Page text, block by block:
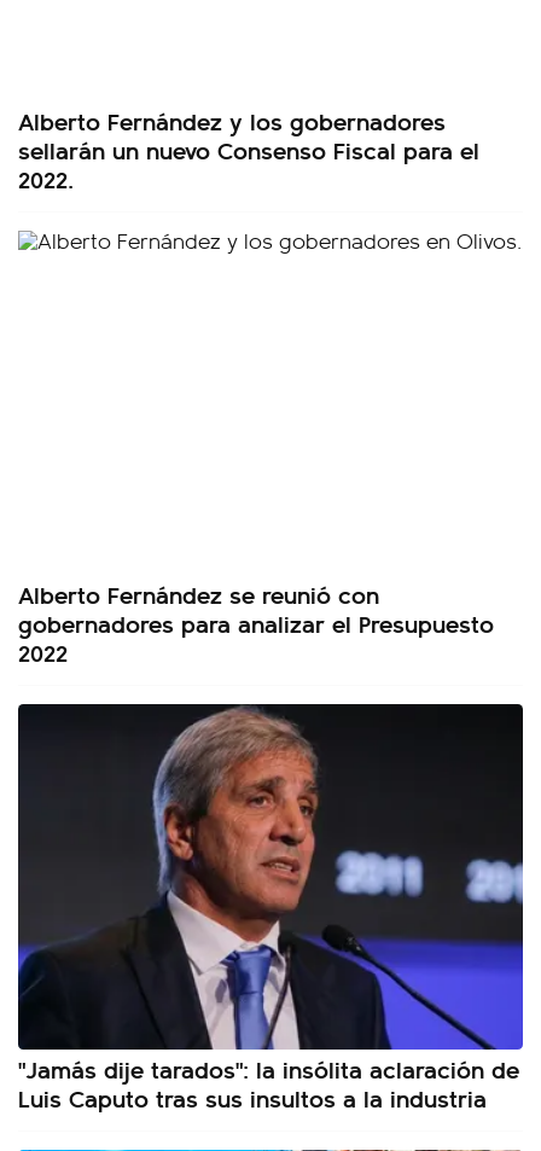
Alberto Fernández y los gobernadores
sellarán un nuevo Consenso Fiscal para el
2022.
Alberto Fernández se reunió con
gobernadores para analizar el Presupuesto
2022
"Jamás dije tarados": la insólita aclaración de
Luis Caputo tras sus insultos a la industria